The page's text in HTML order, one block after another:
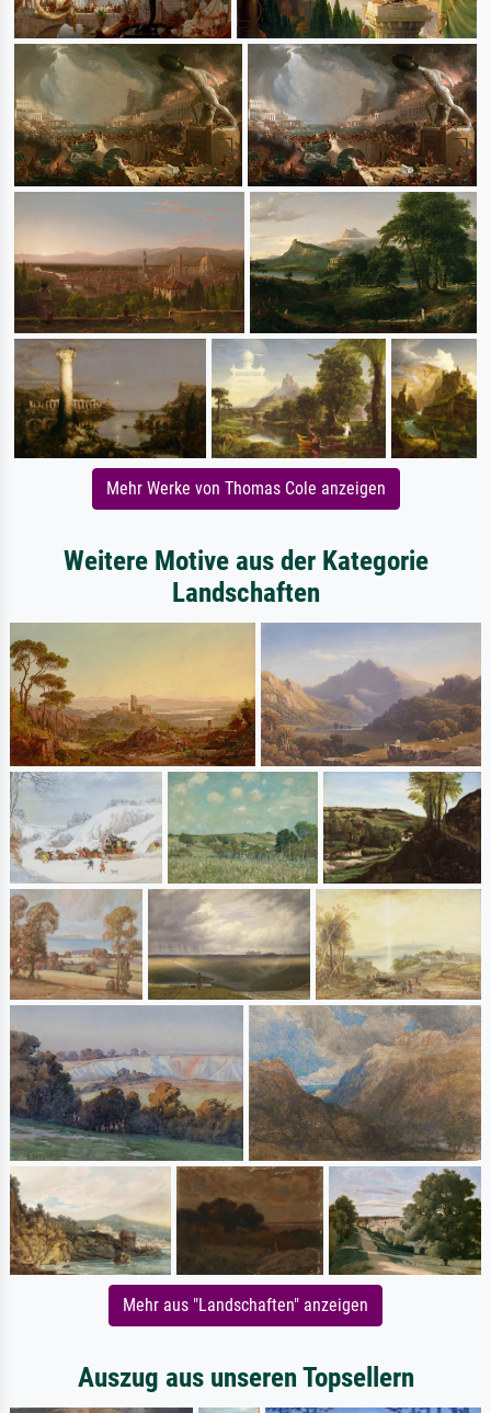
Mehr Werke von Thomas Cole anzeigen
Weitere Motive aus der Kategorie
Landschaften
Mehr aus "Landschaften" anzeigen
Auszug aus unseren Topsellern